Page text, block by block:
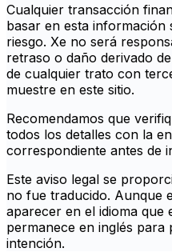
Cualquier transacción
basar en esta información
riesgo. Xe no será
retraso o daño derivado
de cualquier trato con
muestre en este sitio.
Recomendamos que
todos los detalles con la
correspondiente antes de
Este aviso legal se
no fue traducido. Aunque
aparecer en el idioma que
permanece en inglés
intención.